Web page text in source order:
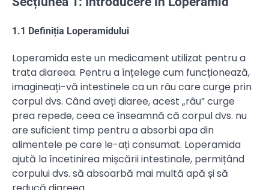
1.1 Definiția Loperamidului
Loperamida este un medicament utilizat pentru a
trata diareea. Pentru a înțelege cum funcționează,
imagineați-vă intestinele ca un râu care curge prin
corpul dvs. Când aveți diaree, acest „râu” curge
prea repede, ceea ce înseamnă că corpul dvs. nu
are suficient timp pentru a absorbi apa din
alimentele pe care le-ați consumat. Loperamida
ajută la încetinirea mișcării intestinale, permițând
corpului dvs. să absoarbă mai multă apă și să